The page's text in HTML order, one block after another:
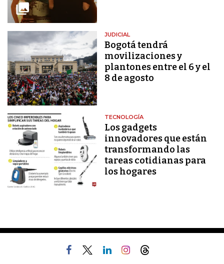
JUDICIAL
Bogotá tendrá
movilizaciones y
plantones entre el 6 y el
8 de agosto
TECNOLOGÍA
Los gadgets
innovadores que están
transformando las
tareas cotidianas para
los hogares